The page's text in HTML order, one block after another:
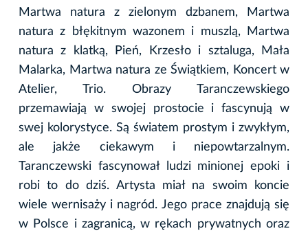
Martwa natura z zielonym dzbanem, Martwa
natura z błękitnym wazonem i muszlą, Martwa
natura z klatką, Pień, Krzesło i sztaluga, Mała
Malarka, Martwa natura ze Świątkiem, Koncert w
Atelier, Trio. Obrazy Taranczewskiego
przemawiają w swojej prostocie i fascynują w
swej kolorystyce. Są światem prostym i zwykłym,
ale jakże ciekawym i niepowtarzalnym.
Taranczewski fascynował ludzi minionej epoki i
robi to do dziś. Artysta miał na swoim koncie
wiele wernisaży i nagród. Jego prace znajdują się
w Polsce i zagranicą, w rękach prywatnych oraz